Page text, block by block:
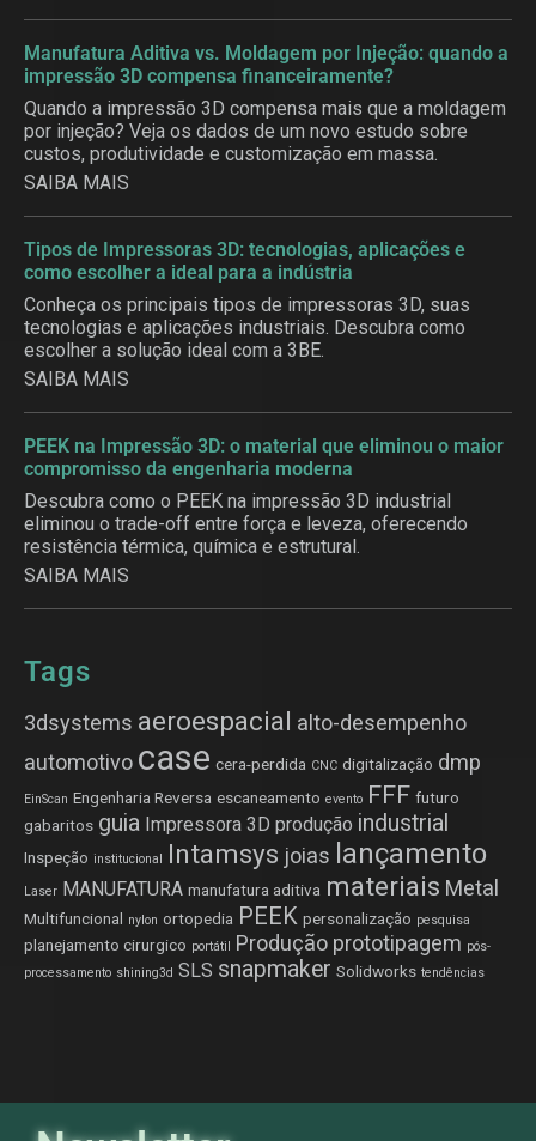
Manufatura Aditiva vs. Moldagem por Injeção: quando a
impressão 3D compensa financeiramente?
Quando a impressão 3D compensa mais que a moldagem
por injeção? Veja os dados de um novo estudo sobre
custos, produtividade e customização em massa.
SAIBA MAIS
Tipos de Impressoras 3D: tecnologias, aplicações e
como escolher a ideal para a indústria
Conheça os principais tipos de impressoras 3D, suas
tecnologias e aplicações industriais. Descubra como
escolher a solução ideal com a 3BE.
SAIBA MAIS
PEEK na Impressão 3D: o material que eliminou o maior
compromisso da engenharia moderna
Descubra como o PEEK na impressão 3D industrial
eliminou o trade-off entre força e leveza, oferecendo
resistência térmica, química e estrutural.
SAIBA MAIS
Tags
3dsystems aeroespacial alto-desempenho
automotivo case cera-perdida CNC digitalização dmp
EinScan Engenharia Reversa escaneamento evento FFF futuro
gabaritos guia Impressora 3D produção industrial
Inspeção institucional Intamsys joias lançamento
Laser MANUFATURA manufatura aditiva materiais Metal
Multifuncional nylon ortopedia PEEK personalização pesquisa
planejamento cirurgico portátil Produção prototipagem pós-
processamento shining3d SLS snapmaker Solidworks tendências